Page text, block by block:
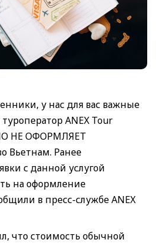
у нас для вас важные
туроператор ANEX Tour
НЕ ОФОРМЛЯЕТ
Вьетнам. Ранее
с данной услугой
на оформление
в пресс-службе ANEX
что стоимость обычной